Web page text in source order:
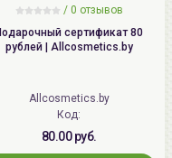
/ 0 отзывов
сертификат 80
рублей | Allcosmetics.by
Allcosmetics.by
Код:
80.00 руб.